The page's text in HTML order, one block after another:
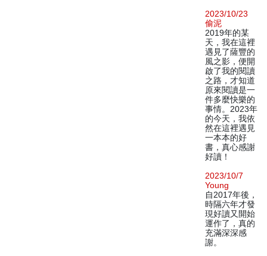
2023/10/23
偷泥
2019年的某
天，我在這裡
遇見了薩豐的
風之影，便開
啟了我的閱讀
之路，才知道
原來閱讀是一
件多麼快樂的
事情。2023年
的今天，我依
然在這裡遇見
一本本的好
書，真心感謝
好讀！
2023/10/7
Young
自2017年後，
時隔六年才發
現好讀又開始
運作了，真的
充滿深深感
謝。